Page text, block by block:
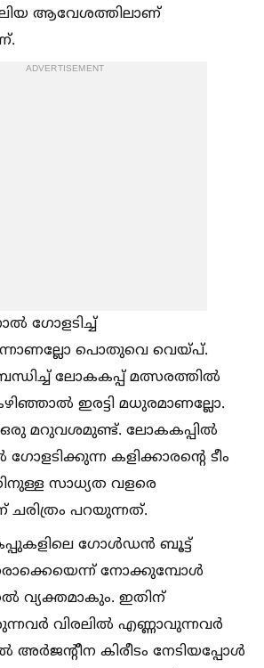
ആവേശത്തിലാണ്
ADVERTISEMENT
ഗോളടിച്ച്‌
പൊതുവെ വെയ്പ്.
ലോകകപ്പ് മത്സരത്തില്‍
ഇരട്ടി മധുരമാണല്ലോ.
മറുവശമുണ്ട്. ലോകകപ്പില്‍
കളിക്കാരന്‍റെ ടീം
സാധ്യത വളരെ
പറയുന്നത്.
ഗോള്‍ഡൻ ബൂട്ട്
നോക്കുമ്പോള്‍
വ്യക്തമാകും. ഇതിന്
വിരലില്‍ എണ്ണാവുന്നവർ
അർജന്‍റീന കിരീടം നേടിയപ്പോള്‍